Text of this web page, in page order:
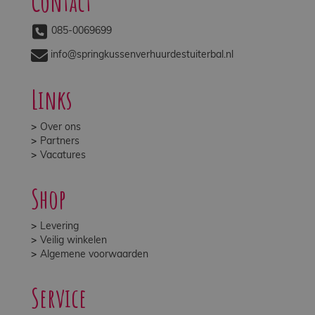
085-0069699
info@springkussenverhuurdestuiterbal.nl
Links
Over ons
Partners
Vacatures
Shop
Levering
Veilig winkelen
Algemene voorwaarden
Service